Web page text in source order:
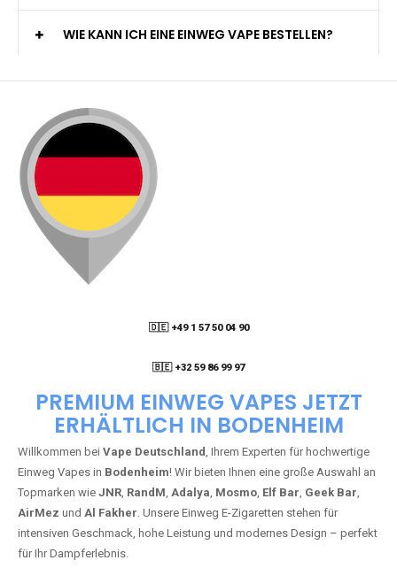
WIE KANN ICH EINE EINWEG VAPE BESTELLEN?
🇩🇪 +49 1 57 50 04 90
🇧🇪 +32 59 86 99 97
PREMIUM EINWEG VAPES JETZT
ERHÄLTLICH IN BODENHEIM
Willkommen bei Vape Deutschland, Ihrem Experten für hochwertige
Einweg Vapes in Bodenheim! Wir bieten Ihnen eine große Auswahl an
Topmarken wie JNR, RandM, Adalya, Mosmo, Elf Bar, Geek Bar,
AirMez und Al Fakher. Unsere Einweg E-Zigaretten stehen für
intensiven Geschmack, hohe Leistung und modernes Design – perfekt
für Ihr Dampferlebnis.